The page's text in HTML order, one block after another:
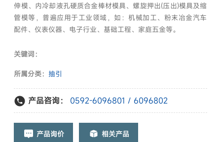
伸模、内冷却液孔硬质合金棒材模具、螺旋押出(压出)模具及缩
管模等，普遍应用于工业领域，如：机械加工、粉末冶金汽车
配件、仪表仪器、电子行业、基础工程、家庭五金等。
关键词：
所属分类：抽引
产品咨询： 0592-6096801 / 6096802
产品询价 相关产品